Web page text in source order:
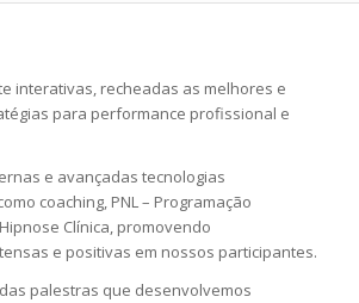
interativas, recheadas as melhores e
para performance profissional e
e avançadas tecnologias
coaching, PNL – Programação
Clínica, promovendo
e positivas em nossos participantes.
palestras que desenvolvemos